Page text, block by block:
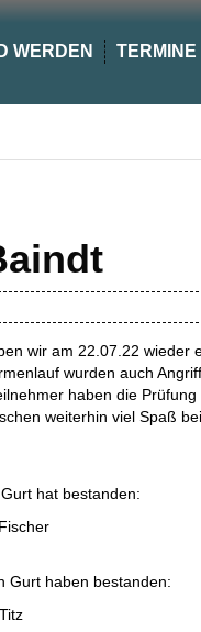
WERDEN TERMINE
wir am 22.07.22 wieder
wurden auch
haben die
weiterhin viel Spaß
hat bestanden:
Gurt haben bestanden: